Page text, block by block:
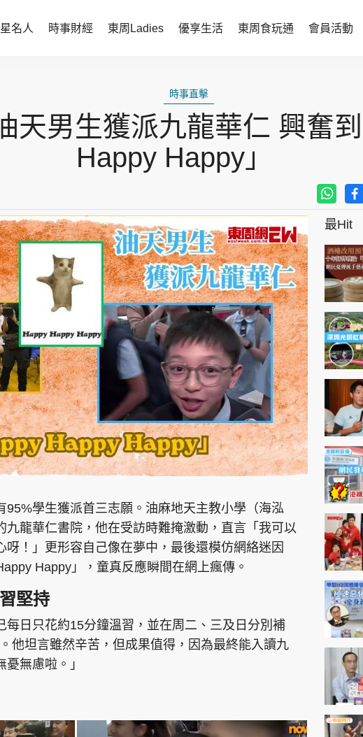
名人 時事財經 東周Ladies 優享生活 東周食玩通 會員活動
財經智庫 時尚生活
健康醫美
會員活動
東周JETSO
玄學靈異
東勝運程
智富天下 李居明
神機妙算 李丞責
緣來有理 麥玲玲
鬼靈精怪 威師兄
星島環球
搵工 EDUPLUS
Copyright © 東周網 版權所有 . 不
時事直擊
天男生獲派九龍華仁 興奮
Happy Happy」
95%學生獲派首三志願。油麻地天主教小學（海泓
九龍華仁書院，他在受訪時難掩激動，直言「我可以
呀！」更形容自己像在夢中，最後還模仿網絡迷因
Happy」，童真反應瞬間在網上瘋傳。
堅持
每日只花約15分鐘溫習，並在周二、三及日分別補
他坦言雖然辛苦，但成果值得，因為最終能入讀九
無慮啦。」
最Hit